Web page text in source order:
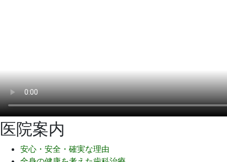
医院案内
安心・安全・確実な理由